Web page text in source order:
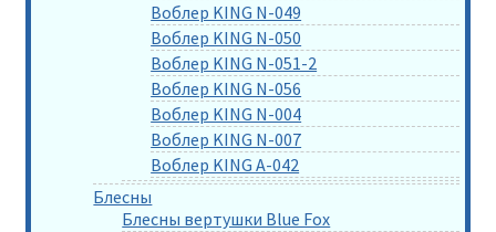
Воблер KING N-049
Воблер KING N-050
Воблер KING N-051-2
Воблер KING N-056
Воблер KING N-004
Воблер KING N-007
Воблер KING A-042
Блесны
Блесны вертушки Blue Fox